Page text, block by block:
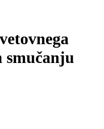
smučanju